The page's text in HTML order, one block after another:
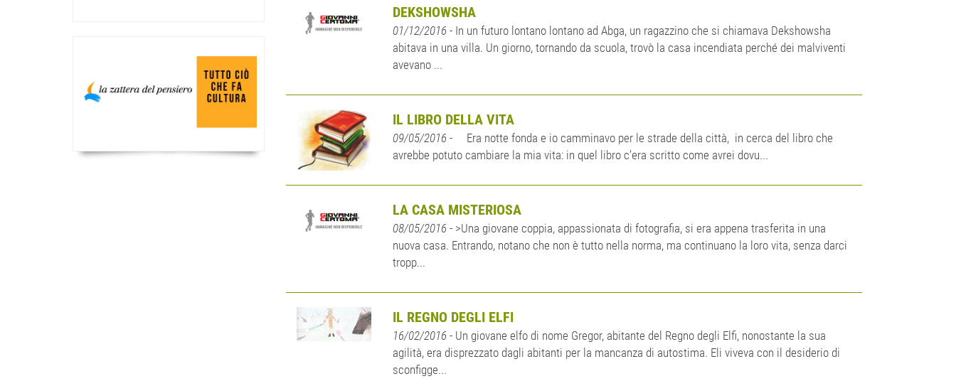
DEKSHOWSHA
01/12/2016 - In un futuro lontano lontano ad Abga, un ragazzino che si chiamava Dekshowsha
abitava in una villa. Un giorno, tornando da scuola, trovò la casa incendiata perché dei malviventi
avevano ...
IL LIBRO DELLA VITA
09/05/2016 - Era notte fonda e io camminavo per le strade della città, in cerca del libro che
avrebbe potuto cambiare la mia vita: in quel libro c’era scritto come avrei dovu...
LA CASA MISTERIOSA
08/05/2016 - >Una giovane coppia, appassionata di fotografia, si era appena trasferita in una
nuova casa. Entrando, notano che non è tutto nella norma, ma continuano la loro vita, senza darci
tropp...
IL REGNO DEGLI ELFI
16/02/2016 - Un giovane elfo di nome Gregor, abitante del Regno degli Elfi, nonostante la sua
agilità, era disprezzato dagli abitanti per la mancanza di autostima. Eli viveva con il desiderio di
sconfigge...